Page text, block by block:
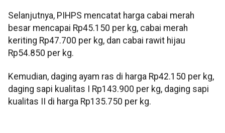
Selanjutnya, PIHPS mencatat harga cabai merah
besar mencapai Rp45.150 per kg, cabai merah
keriting Rp47.700 per kg, dan cabai rawit hijau
Rp54.850 per kg.
Kemudian, daging ayam ras di harga Rp42.150 per kg,
daging sapi kualitas I Rp143.900 per kg, daging sapi
kualitas II di harga Rp135.750 per kg.